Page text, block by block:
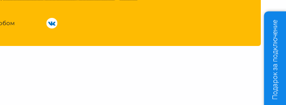
Подарок за подключение